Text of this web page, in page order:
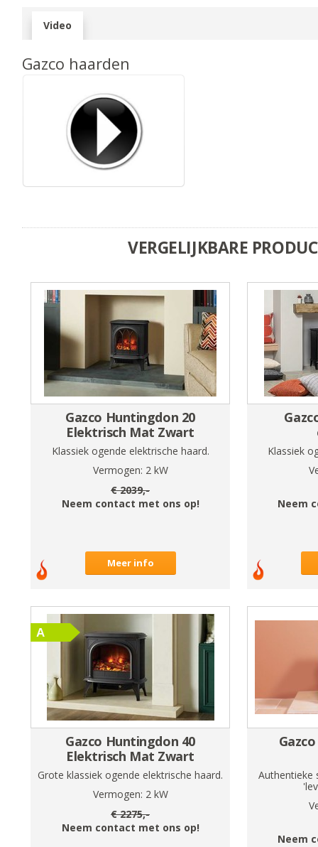
Video
Gazco haarden
VERGELIJKBARE
Gazco Huntingdon 20
Elektrisch Mat Zwart
Klassiek ogende elektrische haard.
Vermogen: 2kW
€2039,-
Neem contact met ons op!
Meer info
Klassiek
Neem
Gazco Huntingdon 40
Elektrisch Mat Zwart
Grote klassiek ogende elektrische haard.
Vermogen: 2kW
€2275,-
Neem contact met ons op!
Authentieke
Neem